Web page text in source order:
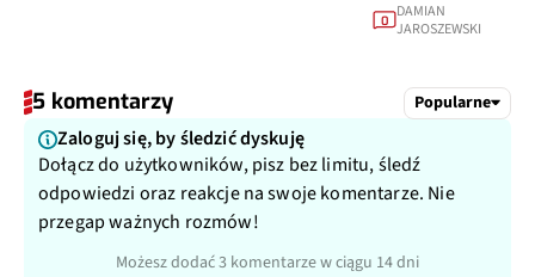
0
DAMIAN
JAROSZEWSKI
5 komentarzy Popularne
Zaloguj się, by śledzić dyskuję
Dołącz do użytkowników, pisz bez limitu, śledź
odpowiedzi oraz reakcje na swoje komentarze. Nie
przegap ważnych rozmów!
Możesz dodać 3 komentarze w ciągu 14 dni